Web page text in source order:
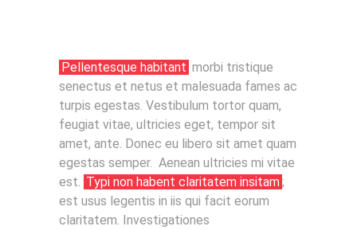
Pellentesque habitant morbi tristique
senectus et netus et malesuada fames ac
turpis egestas. Vestibulum tortor quam,
feugiat vitae, ultricies eget, tempor sit
amet, ante. Donec eu libero sit amet quam
egestas semper. Aenean ultricies mi vitae
est.
Typi non habent claritatem insitam;
est usus legentis in iis qui facit eorum
claritatem. Investigationes